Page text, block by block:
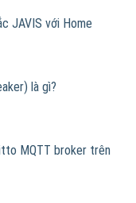
JAVIS với Home
là gì?
MQTT broker trên